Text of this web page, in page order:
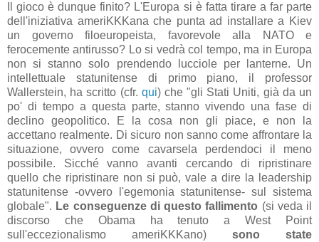
Il gioco è dunque finito? L'Europa si è fatta tirare a far parte
dell'iniziativa ameriKKKana che punta ad installare a Kiev
un governo filoeuropeista, favorevole alla NATO e
ferocemente antirusso? Lo si vedrà col tempo, ma in Europa
non si stanno solo prendendo lucciole per lanterne. Un
intellettuale statunitense di primo piano, il professor
Wallerstein, ha scritto (cfr. qui) che "gli Stati Uniti, già da un
po' di tempo a questa parte, stanno vivendo una fase di
declino geopolitico. E la cosa non gli piace, e non la
accettano realmente. Di sicuro non sanno come affrontare la
situazione, ovvero come cavarsela perdendoci il meno
possibile. Sicché vanno avanti cercando di ripristinare
quello che ripristinare non si può, vale a dire la leadership
statunitense -ovvero l'egemonia statunitense- sul sistema
globale". Le conseguenze di questo fallimento (si veda il
discorso che Obama ha tenuto a West Point
sull'eccezionalismo ameriKKKano) sono state